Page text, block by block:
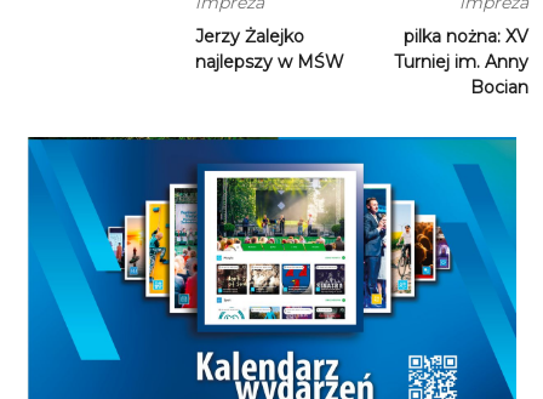
Jerzy Żalejko
najlepszy w MŚW
pilka nożna: XV
Turniej im. Anny
Bocian